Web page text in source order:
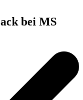
bei MS